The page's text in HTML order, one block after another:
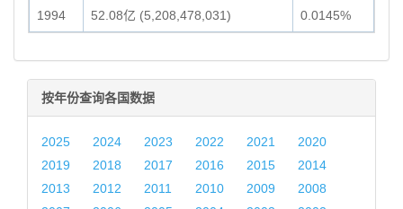
1994 52.08亿 (5,208,478,031) 0.0145%
按年份查询各国数据
2025 2024 2023 2022 2021
2020
2019
2018 2017 2016 2015
2014
2013
2012 2011 2010 2009
2008